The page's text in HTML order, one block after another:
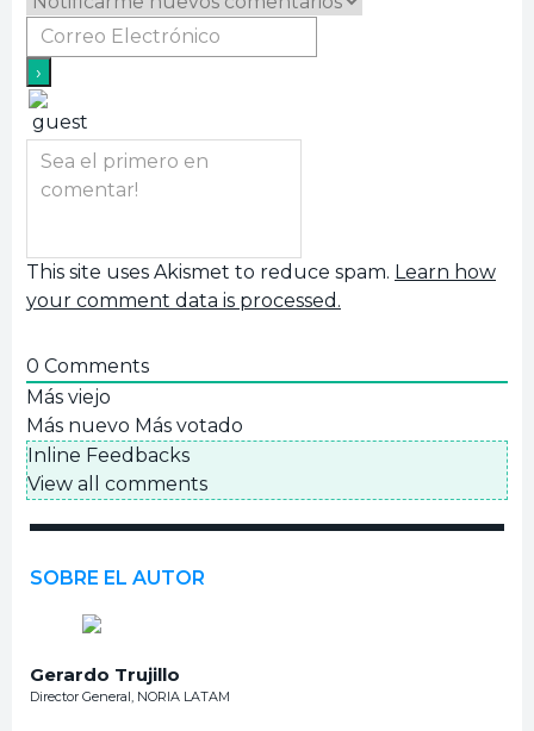
This site uses Akismet to reduce spam. Learn how
your comment data is processed.
0 Comments
Más viejo
Más nuevo Más votado
Inline Feedbacks
View all comments
SOBRE EL AUTOR
Gerardo Trujillo
Director General, NORIA LATAM